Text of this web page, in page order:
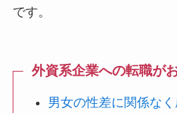
です。
外資系企業への転職が
男女の性差に関係な